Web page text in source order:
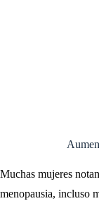
Muchas mujeres
menopausia, incluso